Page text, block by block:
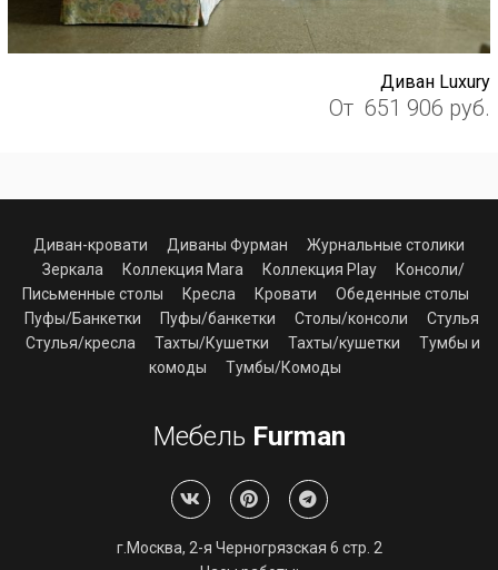
Диван Luxury
От 651 906 руб.
Диван-кровати Диваны Фурман
Журнальные столики
Зеркала
Коллекция Mara Коллекция Play
Консоли/
Письменные столы
Кресла Кровати
Обеденные столы
Пуфы/Банкетки
Пуфы/банкетки Столы/консоли
Стулья
Стулья/кресла
Тахты/Кушетки Тахты/кушетки
Тумбы и
комоды
Тумбы/Комоды
Мебель Furman
г.Москва, 2-я Черногрязская 6 стр. 2